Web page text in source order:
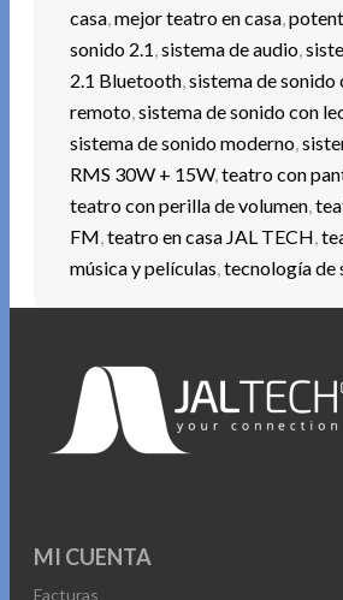
casa,mejor teatro en casa,
sonido 2.1,sistema de audio,
2.1 Bluetooth,sistema de
remoto,sistema de sonido con
sistema de sonido moderno,
RMS 30W + 15W,teatro con
teatro con perilla de volumen,
FM,teatro en casa JAL TECH,
música y películas,tecnología de
MI CUENTA
Facturas